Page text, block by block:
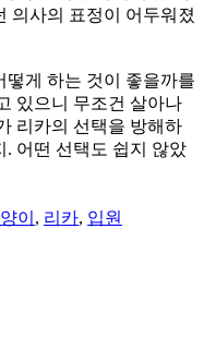
의사의 표정이 어두워졌
떻게 하는 것이 좋을까를
있으니 무조건 살아나
리카의 선택을 방해하
. 어떤 선택도 쉽지 않았
이 , 리카, 입원